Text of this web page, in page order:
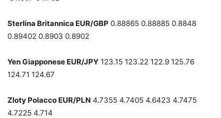
Sterlina Britannica EUR/GBP 0.88865 0.88885 0.8848
0.89402 0.8903 0.8902
Yen Giapponese EUR/JPY 123.15 123.22 122.9 125.76
124.71 124.67
Zloty Polacco EUR/PLN 4.7355 4.7405 4.6423 4.7475
4.7225 4.714